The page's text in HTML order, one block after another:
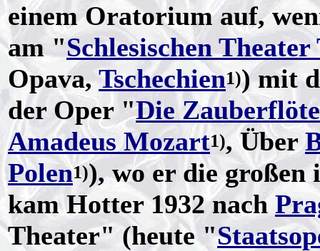
einem Oratorium auf,
am "Schlesischen
Opava,Tschechien1)) mit
der Oper "Die Zauberflöte
Amadeus Mozart1), Über
Polen1)), wo er die großen
kam Hotter 1932 nach
Theater" (heute "